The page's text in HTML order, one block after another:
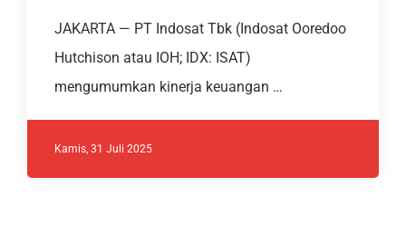
JAKARTA — PT Indosat Tbk (Indosat Ooredoo
Hutchison atau IOH; IDX: ISAT)
mengumumkan kinerja keuangan …
Kamis, 31 Juli 2025